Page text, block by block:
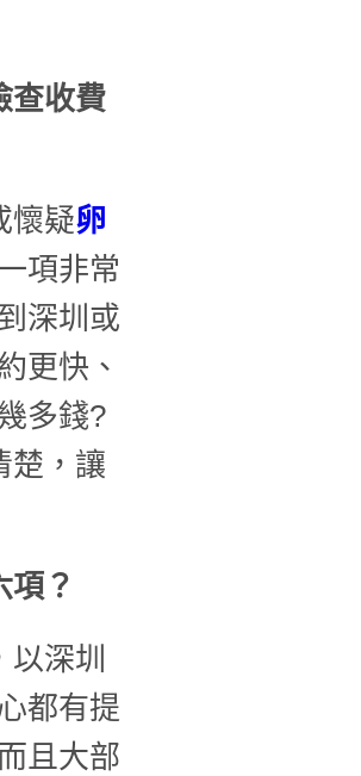
查收費
懷疑卵
項非常
深圳或
更快、
多錢?
楚，讓
項？
深圳
都有提
且大部